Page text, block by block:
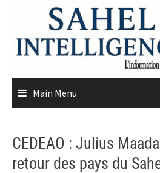
content
Main Menu
CEDEAO : Julius
retour des pays du